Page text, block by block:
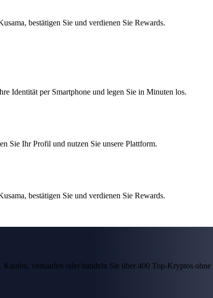
bestätigen Sie und verdienen Sie Rewards.
Identität per Smartphone und legen Sie in Minuten los.
Sie Ihr Profil und nutzen Sie unsere Plattform.
bestätigen Sie und verdienen Sie Rewards.
Kaufen, verkaufen oder handeln Sie über 400 Top-Kryptos